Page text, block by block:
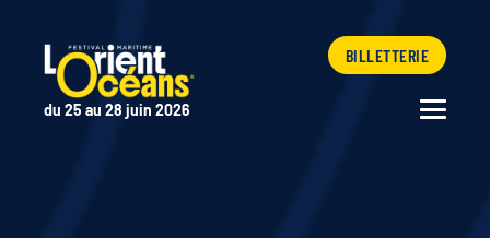
BILLETTERIE
du 25 au 28 juin 2026